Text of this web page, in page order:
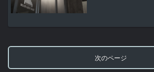
次のページ